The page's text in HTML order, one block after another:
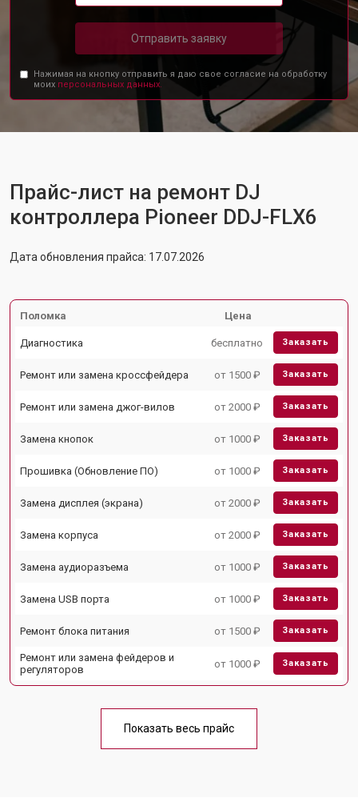
Отправить заявку
Нажимая на кнопку отправить я даю свое согласие на обработку
моих персональных данных.
Прайс-лист на ремонт DJ
контроллера Pioneer DDJ-FLX6
Дата обновления прайса: 17.07.2026
Поломка Цена
Диагностика бесплатно Заказать
Ремонт или замена кроссфейдера от 1500 ₽ Заказать
Ремонт или замена джог-вилов от 2000 ₽ Заказать
Замена кнопок от 1000 ₽ Заказать
Прошивка (Обновление ПО) от 1000 ₽ Заказать
Замена дисплея (экрана) от 2000 ₽ Заказать
Замена корпуса от 2000 ₽ Заказать
Замена аудиоразъема от 1000 ₽ Заказать
Замена USB порта от 1000 ₽ Заказать
Ремонт блока питания от 1500 ₽ Заказать
Ремонт или замена фейдеров и
регуляторов
от 1000 ₽ Заказать
Показать весь прайс